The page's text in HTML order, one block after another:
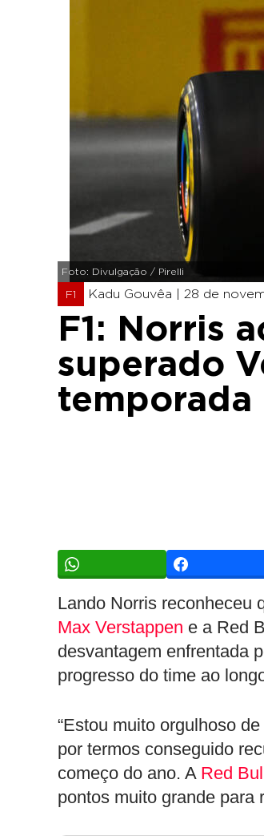
Foto: Divulgação / Pirelli
F1 Kadu Gouvêa | 28 de
F1: Norris
superado
temporada
Lando Norris reconheceu
Max Verstappen e a Red
desvantagem enfrentada
progresso do time ao
“Estou muito orgulhoso
por termos conseguido
começo do ano. A Red
pontos muito grande para